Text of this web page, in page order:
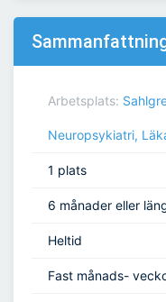
Arbetsplats:
Neuropsykiatri,
1 plats
6 månader eller
Heltid
Fast månads-